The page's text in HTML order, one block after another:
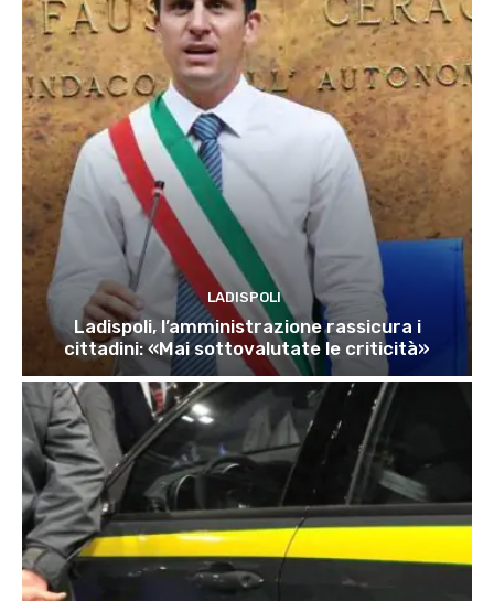
LADISPOLI
Ladispoli, l’amministrazione rassicura i
cittadini: «Mai sottovalutate le criticità»